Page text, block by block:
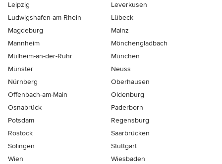
Leipzig
Leverkusen
Ludwigshafen-am-Rhein
Lübeck
Magdeburg
Mainz
Mannheim
Mönchen­gladbach
Mülheim-an-der-Ruhr
München
Münster
Neuss
Nürnberg
Oberhausen
Offenbach-am-Main
Oldenburg
Osnabrück
Paderborn
Potsdam
Regensburg
Rostock
Saarbrücken
Solingen
Stuttgart
Wien
Wiesbaden